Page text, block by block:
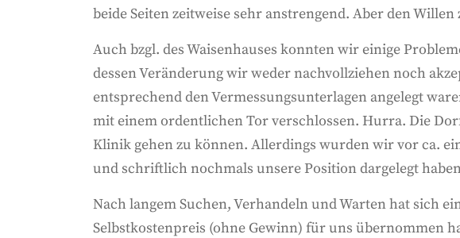
beide Seiten zeitweise sehr anstrengend. Aber den
Auch bzgl. des Waisenhauses konnten wir einige
dessen Veränderung wir weder nachvollziehen noch
entsprechend den Vermessungsunterlagen angelegt
mit einem ordentlichen Tor verschlossen. Hurra. Die
Klinik gehen zu können. Allerdings wurden wir vor ca.
und schriftlich nochmals unsere Position dargelegt
Nach langem Suchen, Verhandeln und Warten hat sich
Selbstkostenpreis (ohne Gewinn) für uns übernommen